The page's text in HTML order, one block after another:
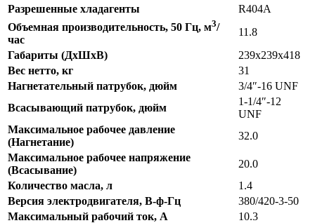
Разрешенные хладагенты
R404A
Объемная производительность, 50 Гц, м3/
час
11.8
Габариты (ДхШхВ)
239х239х418
Вес нетто, кг
31
Нагнетательный патрубок, дюйм
3/4″-16 UNF
Всасывающий патрубок, дюйм
1-1/4″-12
UNF
Максимальное рабочее давление
(Нагнетание)
32.0
Максимальное рабочее напряжение
(Всасывание)
20.0
Количество масла, л
1.4
Версия электродвигателя, В-ф-Гц
380/420-3-50
Максимальный рабочий ток, А
10.3